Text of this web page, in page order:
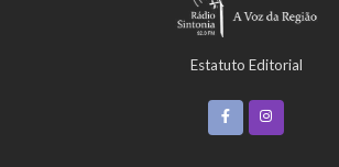
Estatuto Editorial